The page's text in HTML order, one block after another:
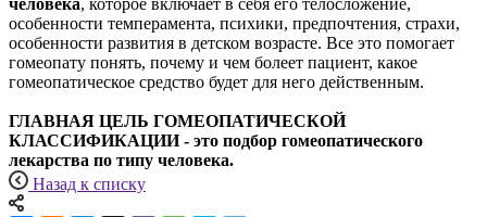
особенности темперамента, психики, предпочтения, страхи,
особенности развития в детском возрасте. Все это помогает
гомеопату понять, почему и чем болеет пациент, какое
гомеопатическое средство будет для него действенным.
ГЛАВНАЯ ЦЕЛЬ ГОМЕОПАТИЧЕСКОЙ
КЛАССИФИКАЦИИ - это подбор гомеопатического
лекарства по типу человека.
Назад к списку